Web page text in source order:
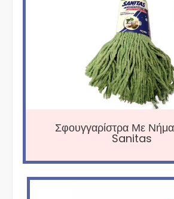
Σφουγγαρίστρα Με
Sanitas